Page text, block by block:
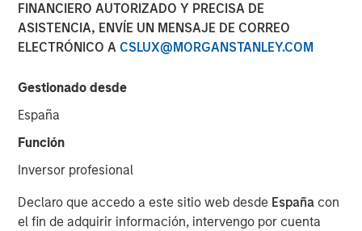
FINANCIERO AUTORIZADO Y PRECISA DE
ASISTENCIA, ENVÍE UN MENSAJE DE CORREO
ELECTRÓNICO A CSLUX@MORGANSTANLEY.COM
Gestionado desde
España
Función
Inversor profesional
Declaro que accedo a este sitio web desde España con
el fin de adquirir información, intervengo por cuenta
00:00
inflation.
3Q25 is when inflation will most easily be in
evidence because year-over-year
comparables are easiest to beat.